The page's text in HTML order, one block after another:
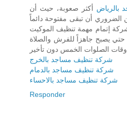
بالرياض أكثر صعوبة، حيث أن
الضروري أن تبقى مفتوحة دائماً
إتمام مهمة تنظيف الموكيت
يصبح جاهزاً للفرش والصلاة
شركة تنظيف مساجد بالخرج
شركة تنظيف مساجد بالدمام
شركة تنظيف مساجد بالاحساء
Responder